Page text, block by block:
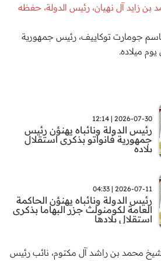
زايد آل نهيان، رئيس الدولة، حفظه
جومارت توكاييف، رئيس جمهورية
ميلاده.
2026-07-30 | 12:14
رئيس الدولة ونائباه يهنؤن رئيس
جمهورية فانواتو بذكرى استقلال
بلاده
2026-07-11 | 04:33
رئيس الدولة ونائباه يهنؤن الحاكمة
العامة لكومنولث جزر البهاما بذكرى
استقلال بلادها
محمد بن راشد آل مكتوم، نائب رئيس